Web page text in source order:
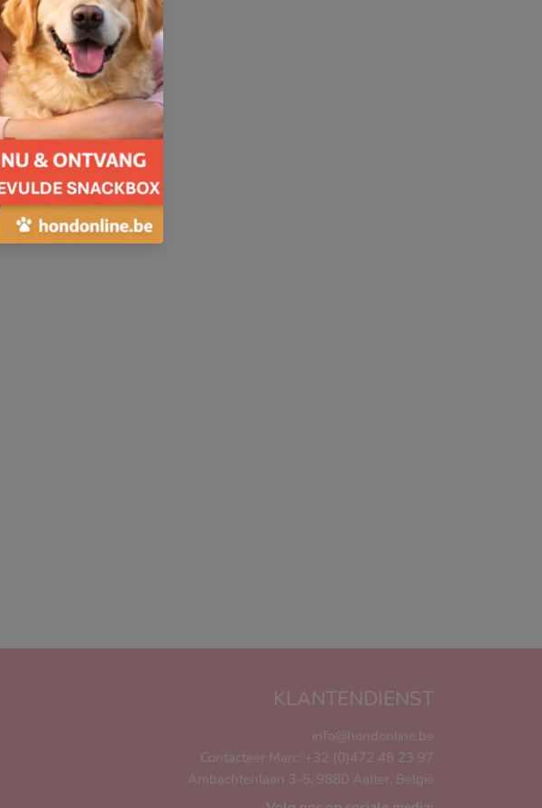
KLANTENDIENST
info@hondonline.be
Contacteer Marc: +32 (0)472 48 23 97
Ambachtenlaan 3-5, 9880 Aalter, België